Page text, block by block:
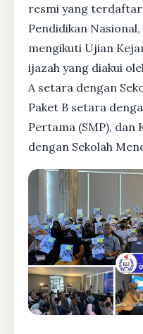
resmi yang
Pendidikan
mengikuti Ujian
ijazah yang diakui
A setara dengan
Paket B setara
Pertama (SMP), dan
dengan Sekolah